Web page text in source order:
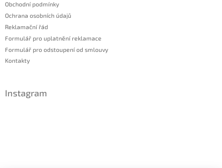
Obchodní podmínky
Ochrana osobních údajů
Reklamační řád
Formulář pro uplatnění reklamace
Formulář pro odstoupení od smlouvy
Kontakty
Instagram